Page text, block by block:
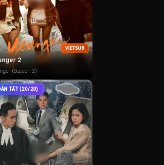
VIETSUB
2
(Season 2)
TẤT (20/20)